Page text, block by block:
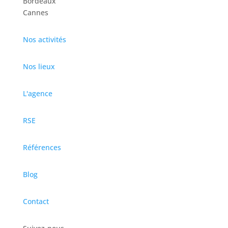
Cannes
Nos activités
Nos lieux
L'agence
RSE
Références
Blog
Contact